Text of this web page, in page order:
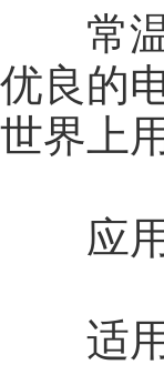
常温
优良的
世界上
应用
适用